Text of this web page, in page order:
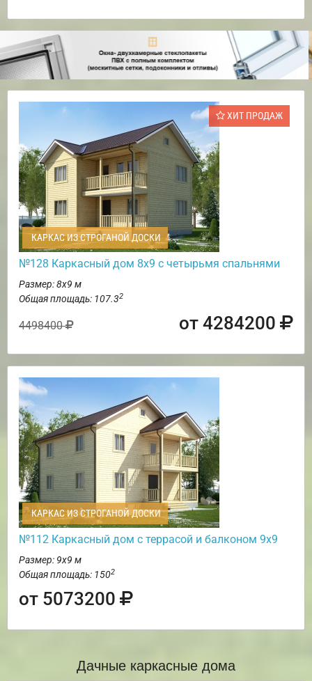
ХИТ ПРОДАЖ
КАРКАС ИЗ СТРОГАНОЙ ДОСКИ
№128 Каркасный дом 8х9 с четырьмя спальнями
Размер: 8х9 м
Общая площадь: 107.32
4498400 от 4284200
КАРКАС ИЗ СТРОГАНОЙ ДОСКИ
№112 Каркасный дом с террасой и балконом 9х9
Размер: 9х9 м
Общая площадь: 1502
от 5073200
Дачные каркасные дома